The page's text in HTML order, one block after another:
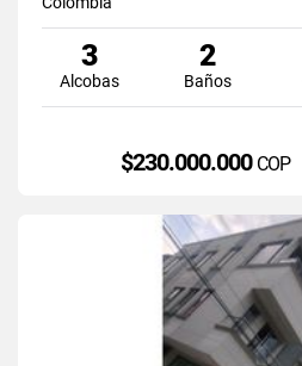
3
Alcobas
2
Baños
$230.000.000 COP